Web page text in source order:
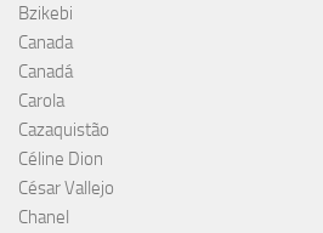
Bzikebi
Canada
Canadá
Carola
Cazaquistão
Céline Dion
César Vallejo
Chanel